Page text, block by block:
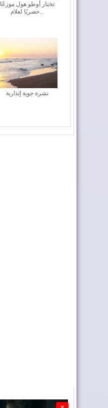
تختار أوطو هول موزعًا
حصريًا لعلام...
نشرة جوية إنذارية